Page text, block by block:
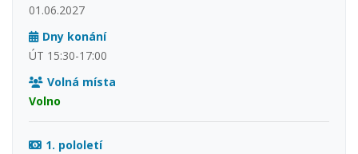
01.06.2027
Dny konání
ÚT 15:30-17:00
Volná místa
Volno
1. pololetí